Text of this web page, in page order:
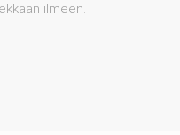
ilmeen.